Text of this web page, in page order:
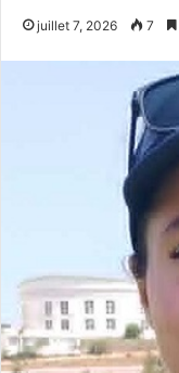
juillet 7, 2026 7